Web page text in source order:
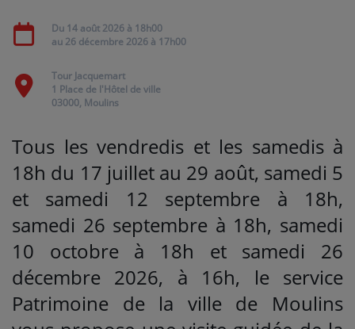
PODCASTS
Agenda
Titres diffusés
Se connecter
Du 14 août 2026 à 18h00
au 26 décembre 2026 à 17h00
Tour Jacquemart
1 Place de l'Hôtel de ville
03000, Moulins
Tous les vendredis et les samedis à
18h du 17 juillet au 29 août, samedi 5
et samedi 12 septembre à 18h,
samedi 26 septembre à 18h, samedi
10 octobre à 18h et samedi 26
décembre 2026, à 16h, le service
Patrimoine de la ville de Moulins